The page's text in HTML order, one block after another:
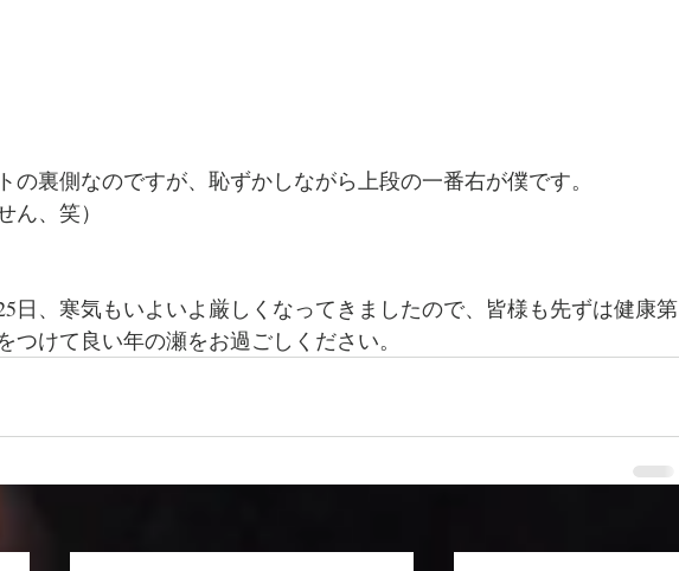
の裏側なのですが、恥ずかしながら上段の一番右が僕です。
ん、笑）
日、寒気もいよいよ厳しくなってきましたので、皆様も先ずは健康第
つけて良い年の瀬をお過ごしください。